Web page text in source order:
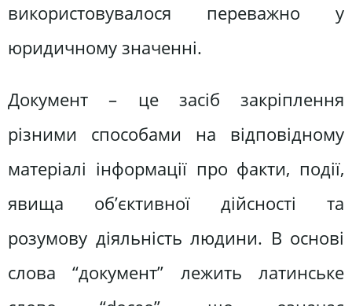
використовувалося переважно у
юридичному значенні.
Документ – це засіб закріплення
різними способами на відповідному
матеріалі інформації про факти, події,
явища об’єктивної дійсності та
розумову діяльність людини. В основі
слова “документ” лежить латинське